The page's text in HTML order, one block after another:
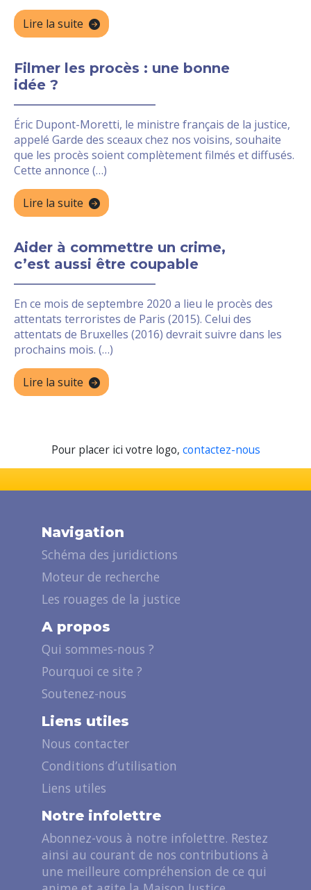
Lire la suite
Filmer les procès : une bonne
idée ?
Éric Dupont-Moretti, le ministre français de la justice,
appelé Garde des sceaux chez nos voisins, souhaite
que les procès soient complètement filmés et diffusés.
Cette annonce (…)
Lire la suite
Aider à commettre un crime,
c’est aussi être coupable
En ce mois de septembre 2020 a lieu le procès des
attentats terroristes de Paris (2015). Celui des
attentats de Bruxelles (2016) devrait suivre dans les
prochains mois. (…)
Lire la suite
Pour placer ici votre logo, contactez-nous
Navigation
Schéma des juridictions
Moteur de recherche
Les rouages de la justice
A propos
Qui sommes-nous ?
Pourquoi ce site ?
Soutenez-nous
Liens utiles
Nous contacter
Conditions d’utilisation
Liens utiles
Notre infolettre
Abonnez-vous à notre infolettre. Restez
ainsi au courant de nos contributions à
une meilleure compréhension de ce qui